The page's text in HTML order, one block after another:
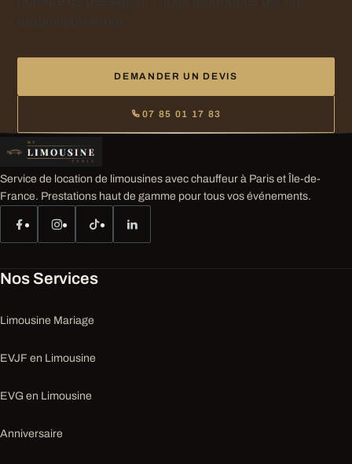
DEMANDER UN DEVIS
07 85 01 17 83
Service de location de limousines avec chauffeur à Paris et Île-de-
France. Prestations haut de gamme pour tous vos événements.
Nos Services
Limousine Mariage
EVJF en Limousine
EVG en Limousine
Anniversaire